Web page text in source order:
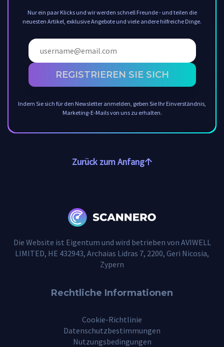
Nur ein paar Klicks und wir werden schnell Freunde - und teilen die
neuesten Artikel, exklusive Angebote und viele andere hilfreiche Dinge.
REGISTRIEREN SIE SICH
Indem Sie sich für den Newsletter anmelden, geben Sie Ihr Einverständnis,
Marketing-E-Mails von uns zu erhalten.
Zurück zum Anfang
Die Website ist Eigentum und wird betrieben von AVIWELL
LIMITED, HE 432943, Archaias Lidras 7, 2200, Geri Nicosia,
Zypern
Rechtliche Informationen
Cookie-Richtlinie
Datenschutzbestimmungen
Nutzungsbedingungen